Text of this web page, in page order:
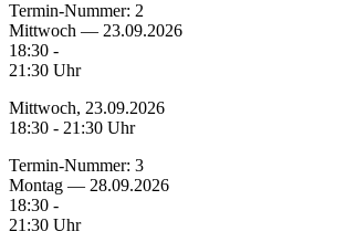
Termin-Nummer: 2
Mittwoch — 23.09.2026
18:30 -
21:30 Uhr
Mittwoch, 23.09.2026
18:30 - 21:30 Uhr
Termin-Nummer: 3
Montag — 28.09.2026
18:30 -
21:30 Uhr